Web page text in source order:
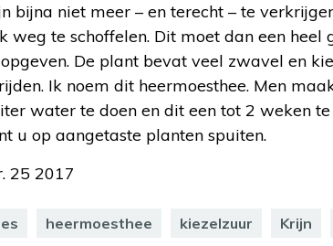
bijna niet meer – en terecht – te
te schoffelen. Dit moet dan een heel
De plant bevat veel zwavel en
Ik noem dit heermoesthee. Men
water te doen en dit een tot 2 weken
u op aangetaste planten spuiten.
25 2017
heermoesthee kiezelzuur Krijn